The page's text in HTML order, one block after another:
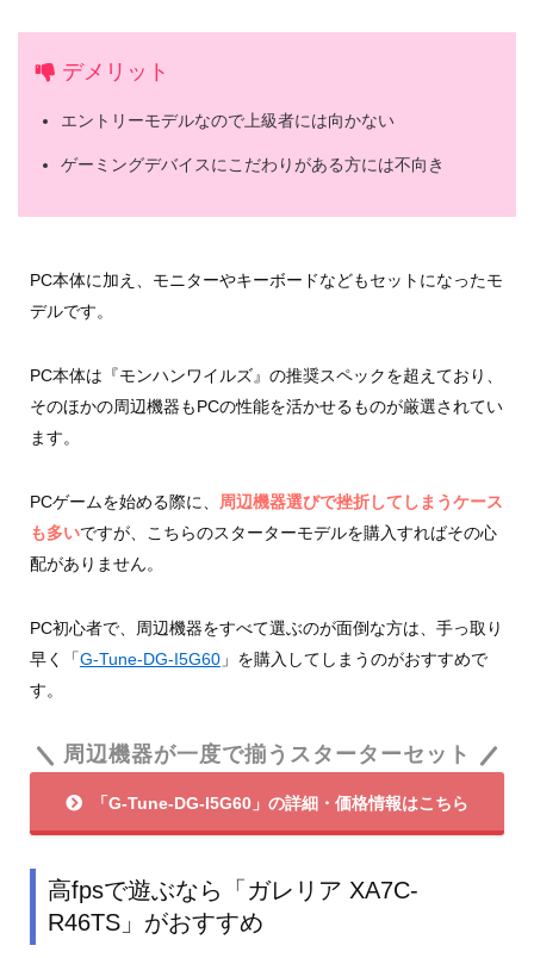
デメリット
エントリーモデルなので上級者には向かない
ゲーミングデバイスにこだわりがある方には不向き
PC本体に加え、モニターやキーボードなどもセットになったモ
デルです。
PC本体は『モンハンワイルズ』の推奨スペックを超えており、
そのほかの周辺機器もPCの性能を活かせるものが厳選されてい
ます。
PCゲームを始める際に、 周辺機器選びで挫折してしまうケース
も多いですが、こちらのスターターモデルを購入すればその心
配がありません。
PC初心者で、周辺機器をすべて選ぶのが面倒な方は、手っ取り
早く「G-Tune-DG-I5G60」を購入してしまうのがおすすめで
す。
周辺機器が一度で揃うスターターセット
「G-Tune-DG-I5G60」の詳細・価格情報はこちら
高fpsで遊ぶなら「ガレリア XA7C-
R46TS」がおすすめ